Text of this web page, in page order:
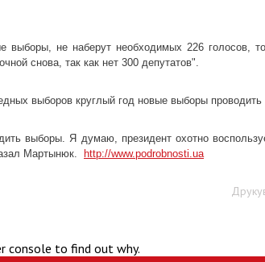
не наберут необходимых 226 голосов,
снова, так как нет 300 депутатов".
выборов круглый год новые выборы проводить
выборы. Я думаю, президент охотно
Мартынюк.
http://www.podrobnosti.ua
console to find out why.